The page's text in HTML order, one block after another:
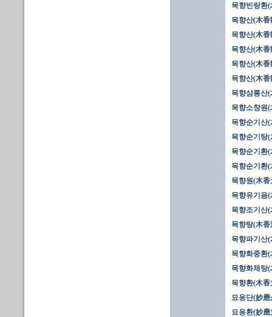
목향빈랑환
목향산(木香
목향산(木香
목향산(木香
목향산(木香
목향산(木香
목향삼릉산
목향소창원
목향순기산
목향순기탕
목향순기환
목향순기환
목향원(木香
목향유기음
목향조기산
목향탕(木香
목향파기산
목향화중환
목향화체탕
목향환(木香
묘응단(妙
묘응환(妙